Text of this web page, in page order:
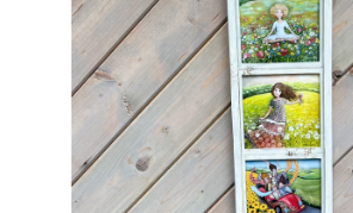
hvězdiček.